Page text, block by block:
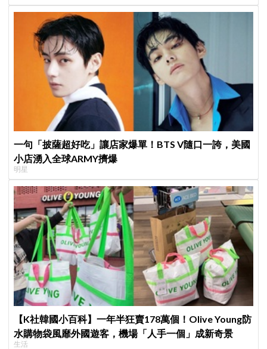
一句「披薩超好吃」讓店家爆單！BTS V隨口一誇，美國
小店湧入全球ARMY擠爆
明星
【K社韓國小百科】一年半狂賣178萬個！Olive Young防
水購物袋風靡外國遊客，機場「人手一個」成新奇景
生活